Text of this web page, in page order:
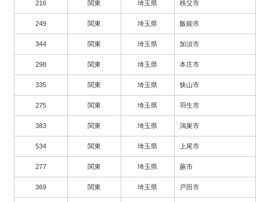
216 関東 埼玉県 秩父市
249 関東 埼玉県 飯能市
344 関東 埼玉県 加須市
298 関東 埼玉県 本庄市
335 関東 埼玉県 狭山市
275 関東 埼玉県 羽生市
383 関東 埼玉県 鴻巣市
534 関東 埼玉県 上尾市
277 関東 埼玉県 蕨市
369 関東 埼玉県 戸田市